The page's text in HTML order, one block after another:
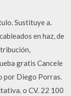
Sustituye a.
en haz, de
gratis Cancele
por Diego Porras.
o CV. 22 100